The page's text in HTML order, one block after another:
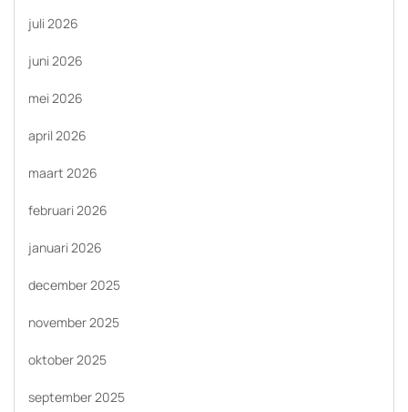
juli 2026
juni 2026
mei 2026
april 2026
maart 2026
februari 2026
januari 2026
december 2025
november 2025
oktober 2025
september 2025